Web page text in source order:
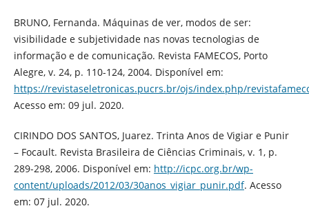
BRUNO, Fernanda. Máquinas de ver, modos de ser:
visibilidade e subjetividade nas novas tecnologias de
informação e de comunicação. Revista FAMECOS, Porto
Alegre, v. 24, p. 110-124, 2004. Disponível em:
https://revistaseletronicas.pucrs.br/ojs/index.php/
Acesso em: 09 jul. 2020.
CIRINDO DOS SANTOS, Juarez. Trinta Anos de Vigiar e Punir
– Focault. Revista Brasileira de Ciências Criminais, v. 1, p.
289-298, 2006. Disponível em: http://icpc.org.br/wp-
content/uploads/2012/03/30anos_vigiar_punir.pdf. Acesso
em: 07 jul. 2020.